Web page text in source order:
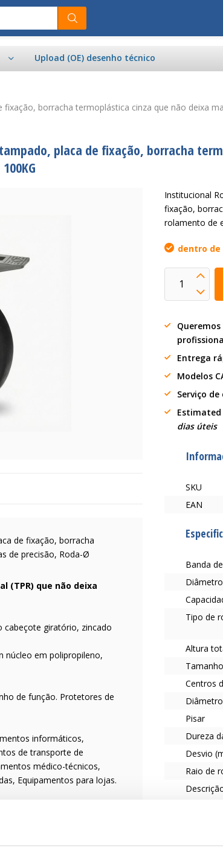
Upload (OE) desenho técnico
borracha termoplástica cinza que não deixa
placa de fixação, borracha
de fixação, borracha
de precisão, Roda-Ø
(TPR) que não deixa
cabeçote giratório, zincado
núcleo em polipropileno,
de função. Protetores de
informáticos,
de transporte de
médico-técnicos,
Equipamentos para lojas.
ácidos e álcalis suaves.
Institucional
fixação,
rolamento de
dentro de
Entrega
Modelos
Serviço
dias úteis
SKU
EAN
Banda
Tipo de
Altura
Centros
Pisar
Dureza
Desvio
Raio de